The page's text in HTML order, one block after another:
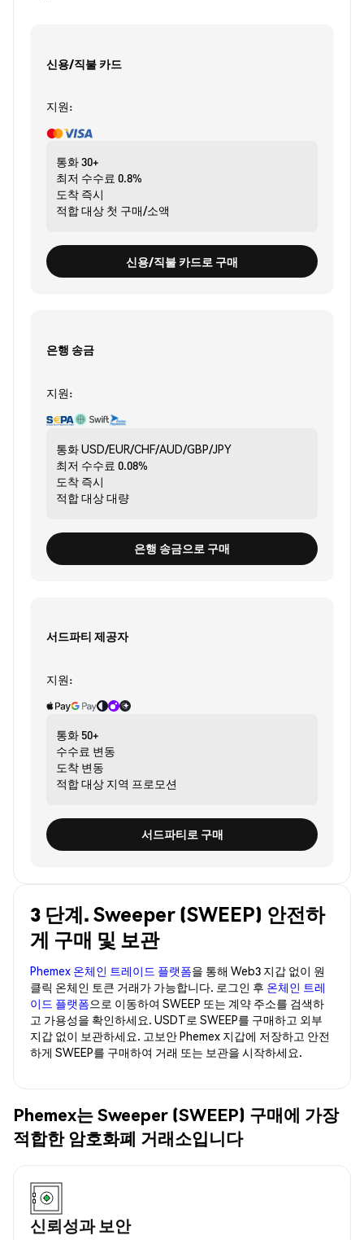
신용/직불 카드
지원:
통화30+
최저 수수료 0.8%
도착 즉시
적합 대상 첫 구매/소액
신용/직불 카드로 구매
은행 송금
지원:
통화USD/EUR/CHF/AUD/GBP/JPY
최저 수수료 0.08%
도착 즉시
적합 대상대량
은행 송금으로 구매
서드파티 제공자
지원:
통화 50+
수수료 변동
도착 변동
적합 대상 지역 프로모션
서드파티로 구매
3 단계. Sweeper (SWEEP) 안전하
게 구매 및 보관
Phemex 온체인 트레이드 플랫폼을 통해 Web3 지갑 없이 원
클릭 온체인 토큰 거래가 가능합니다. 로그인 후 온체인 트레
이드 플랫폼으로 이동하여 SWEEP 또는 계약 주소를 검색하
고 가용성을 확인하세요. USDT로 SWEEP를 구매하고 외부
지갑 없이 보관하세요. 고보안 Phemex 지갑에 저장하고 안전
하게 SWEEP를 구매하여 거래 또는 보관을 시작하세요.
Phemex는 Sweeper (SWEEP) 구매에 가장
적합한 암호화폐 거래소입니다
신뢰성과 보안